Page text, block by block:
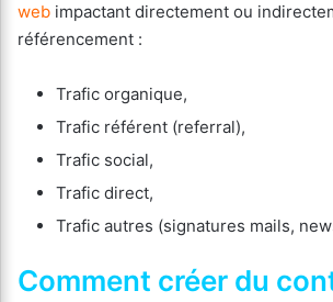
web impactant directement ou
référencement :
Trafic organique,
Trafic référent (referral),
Trafic social,
Trafic direct,
Trafic autres (signatures mails,
Comment créer du